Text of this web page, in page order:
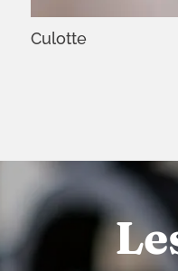
Culotte